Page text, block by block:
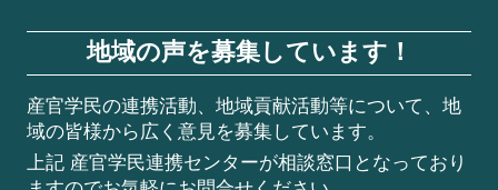
地域の声を募集しています！
産官学民の連携活動、地域貢献活動等について、地
域の皆様から広く意見を募集しています。
上記 産官学民連携センターが相談窓口となっており